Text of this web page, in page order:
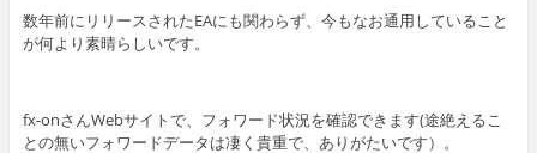
数年前にリリースされたEAにも関わらず、今もなお通用していること
が何より素晴らしいです。
fx-onさんWebサイトで、フォワード状況を確認できます(途絶えるこ
との無いフォワードデータは凄く貴重で、ありがたいです）。